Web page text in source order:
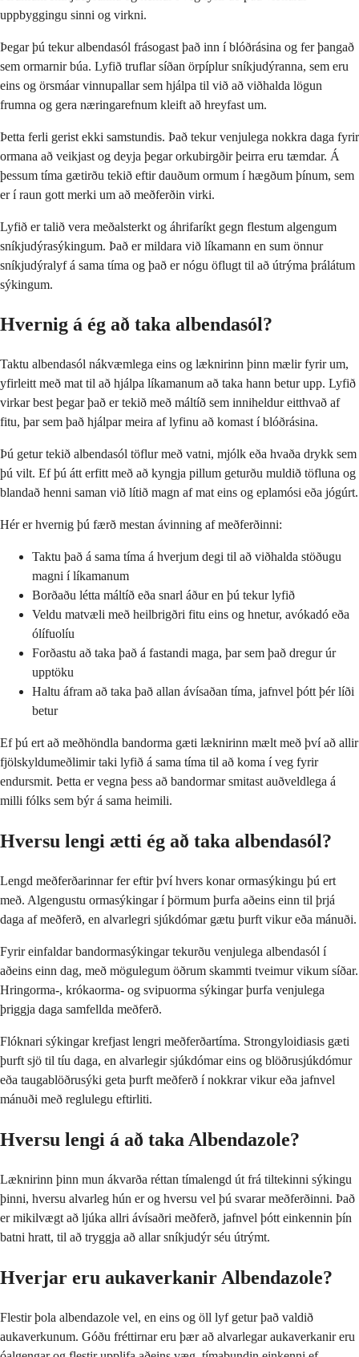
uppbyggingu sinni og virkni.
Þegar þú tekur albendasól frásogast það inn í blóðrásina og fer þangað
sem ormarnir búa. Lyfið truflar síðan örpíplur sníkjudýranna, sem eru
eins og örsmáar vinnupallar sem hjálpa til við að viðhalda lögun
frumna og gera næringarefnum kleift að hreyfast um.
Þetta ferli gerist ekki samstundis. Það tekur venjulega nokkra daga fyrir
ormana að veikjast og deyja þegar orkubirgðir þeirra eru tæmdar. Á
þessum tíma gætirðu tekið eftir dauðum ormum í hægðum þínum, sem
er í raun gott merki um að meðferðin virki.
Lyfið er talið vera meðalsterkt og áhrifaríkt gegn flestum algengum
sníkjudýrasýkingum. Það er mildara við líkamann en sum önnur
sníkjudýralyf á sama tíma og það er nógu öflugt til að útrýma þrálátum
sýkingum.
Hvernig á ég að taka albendasól?
Taktu albendasól nákvæmlega eins og læknirinn þinn mælir fyrir um,
yfirleitt með mat til að hjálpa líkamanum að taka hann betur upp. Lyfið
virkar best þegar það er tekið með máltíð sem inniheldur eitthvað af
fitu, þar sem það hjálpar meira af lyfinu að komast í blóðrásina.
Þú getur tekið albendasól töflur með vatni, mjólk eða hvaða drykk sem
þú vilt. Ef þú átt erfitt með að kyngja pillum geturðu muldið töfluna og
blandað henni saman við lítið magn af mat eins og eplamósi eða jógúrt.
Hér er hvernig þú færð mestan ávinning af meðferðinni:
Taktu það á sama tíma á hverjum degi til að viðhalda stöðugu
magni í líkamanum
Borðaðu létta máltíð eða snarl áður en þú tekur lyfið
Veldu matvæli með heilbrigðri fitu eins og hnetur, avókadó eða
ólífuolíu
Forðastu að taka það á fastandi maga, þar sem það dregur úr
upptöku
Haltu áfram að taka það allan ávísaðan tíma, jafnvel þótt þér líði
betur
Ef þú ert að meðhöndla bandorma gæti læknirinn mælt með því að allir
fjölskyldumeðlimir taki lyfið á sama tíma til að koma í veg fyrir
endursmit. Þetta er vegna þess að bandormar smitast auðveldlega á
milli fólks sem býr á sama heimili.
Hversu lengi ætti ég að taka albendasól?
Lengd meðferðarinnar fer eftir því hvers konar ormasýkingu þú ert
með. Algengustu ormasýkingar í þörmum þurfa aðeins einn til þrjá
daga af meðferð, en alvarlegri sjúkdómar gætu þurft vikur eða mánuði.
Fyrir einfaldar bandormasýkingar tekurðu venjulega albendasól í
aðeins einn dag, með mögulegum öðrum skammti tveimur vikum síðar.
Hringorma-, krókaorma- og svipuorma sýkingar þurfa venjulega
þriggja daga samfellda meðferð.
Flóknari sýkingar krefjast lengri meðferðartíma. Strongyloidiasis gæti
þurft sjö til tíu daga, en alvarlegir sjúkdómar eins og blöðrusjúkdómur
eða taugablöðrusýki geta þurft meðferð í nokkrar vikur eða jafnvel
mánuði með reglulegu eftirliti.
Hversu lengi á að taka Albendazole?
Læknirinn þinn mun ákvarða réttan tímalengd út frá tiltekinni sýkingu
þinni, hversu alvarleg hún er og hversu vel þú svarar meðferðinni. Það
er mikilvægt að ljúka allri ávísaðri meðferð, jafnvel þótt einkennin þín
batni hratt, til að tryggja að allar sníkjudýr séu útrýmt.
Hverjar eru aukaverkanir Albendazole?
Flestir þola albendazole vel, en eins og öll lyf getur það valdið
aukaverkunum. Góðu fréttirnar eru þær að alvarlegar aukaverkanir eru